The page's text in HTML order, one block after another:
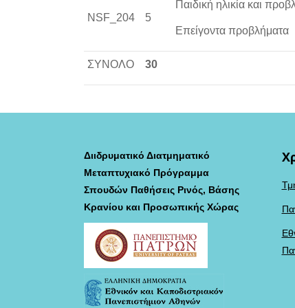
NSF_204 5
Παιδική ηλικία και
Επείγοντα προβλήματα
ΣΥΝΟΛΟ 30
Διιδρυματικό Διατμηματικό
Μεταπτυχιακό Πρόγραμμα
Σπουδών Παθήσεις Ρινός, Βάσης
Κρανίου και Προσωπικής Χώρας